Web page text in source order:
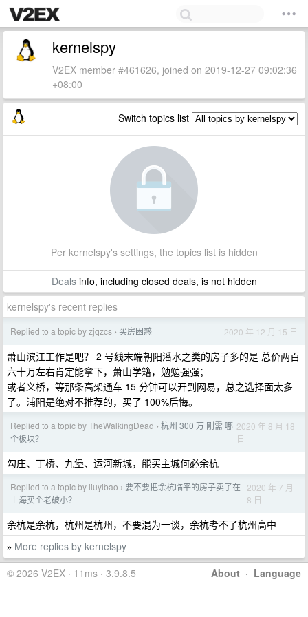
kernelspy
V2EX member #461626, joined on 2019-12-27 09:02:36
+08:00
Switch topics list
Per kernelspy's settings, the topics list is hidden
Dealsinfo, including closed deals, is not hidden
kernelspy's recent replies
Replied to a topic by zjqzcs › 买房困惑 2020 年 12 月 15 日
萧山滨江工作是吧？ 2 号线末端朝阳潘水之类的房子多的是 总价两百
六十万左右肯定能拿下，萧山学籍，勉勉强强；
或者义桥，等那条高架通车 15 分钟可以开到网易，总之选择面太多
了。浦阳是绝对不推荐的，买了 100%后悔。
Replied to a topic by TheWalkingDead › 杭州 300 万 刚需 哪
个板块？
2020 年 8 月 18
日
勾庄、丁桥、九堡、运河新城，能买主城何必余杭
Replied to a topic by liuyibao › 要不要把余杭临平的房子卖了在
上海买个老破小？
2020 年 7 月
8 日
余杭是余杭，杭州是杭州，不要混为一谈，余杭考不了杭州高中
» More replies by kernelspy
About · Language
© 2026 V2EX · 11ms · 3.9.8.5